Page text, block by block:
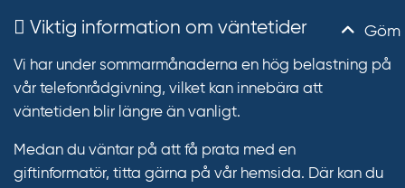
Göm
Viktig information om väntetider
Vi har under sommarmånaderna en hög belastning på
vår telefonrådgivning, vilket kan innebära att
väntetiden blir längre än vanligt.
Medan du väntar på att få prata med en
giftinformatör, titta gärna på vår hemsida. Där kan du